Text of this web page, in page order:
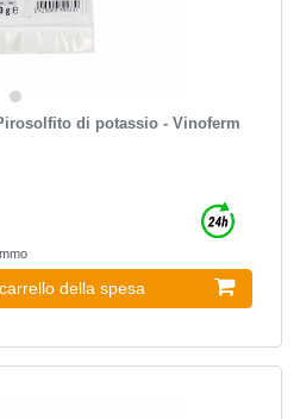
di potassio - Vinoferm
della spesa